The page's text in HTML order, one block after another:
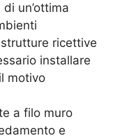
un’ottima
ricettive
installare
motivo
a filo muro
e